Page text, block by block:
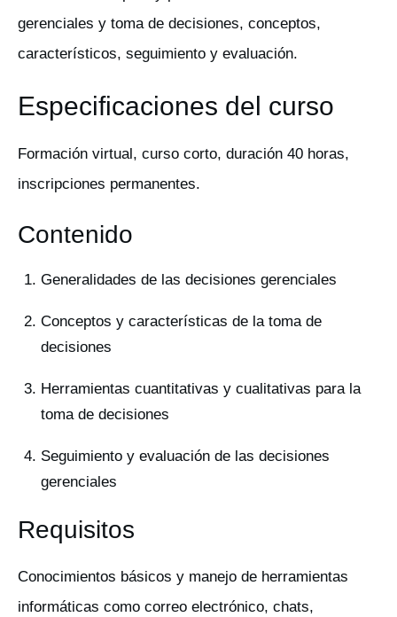
gerenciales y toma de decisiones, conceptos,
característicos, seguimiento y evaluación.
Especificaciones del curso
Formación virtual, curso corto, duración 40 horas,
inscripciones permanentes.
Contenido
Generalidades de las decisiones gerenciales
Conceptos y características de la toma de
decisiones
Herramientas cuantitativas y cualitativas para la
toma de decisiones
Seguimiento y evaluación de las decisiones
gerenciales
Requisitos
Conocimientos básicos y manejo de herramientas
informáticas como correo electrónico, chats,